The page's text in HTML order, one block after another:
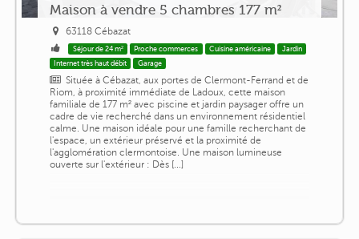
Maison à vendre 5 chambres 177 m²
63118 Cébazat
Séjour de 24 m² Proche commerces Cuisine américaine
Jardin
Internet très haut débit
Garage
Située à Cébazat, aux portes de Clermont-Ferrand et de
Riom, à proximité immédiate de Ladoux, cette maison
familiale de 177 m² avec piscine et jardin paysager offre un
cadre de vie recherché dans un environnement résidentiel
calme. Une maison idéale pour une famille recherchant de
l'espace, un extérieur préservé et la proximité de
l'agglomération clermontoise. Une maison lumineuse
ouverte sur l'extérieur : Dès [...]